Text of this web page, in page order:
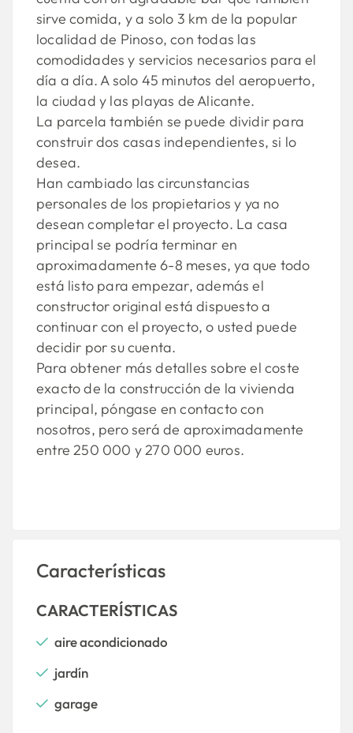
sirve comida, y a solo 3 km de la popular
localidad de Pinoso, con todas las
comodidades y servicios necesarios para el
día a día. A solo 45 minutos del aeropuerto,
la ciudad y las playas de Alicante.
La parcela también se puede dividir para
construir dos casas independientes, si lo
desea.
Han cambiado las circunstancias
personales de los propietarios y ya no
desean completar el proyecto. La casa
principal se podría terminar en
aproximadamente 6-8 meses, ya que todo
está listo para empezar, además el
constructor original está dispuesto a
continuar con el proyecto, o usted puede
decidir por su cuenta.
Para obtener más detalles sobre el coste
exacto de la construcción de la vivienda
principal, póngase en contacto con
nosotros, pero será de aproximadamente
entre 250 000 y 270 000 euros.
Características
CARACTERÍSTICAS
aire acondicionado
jardín
garage